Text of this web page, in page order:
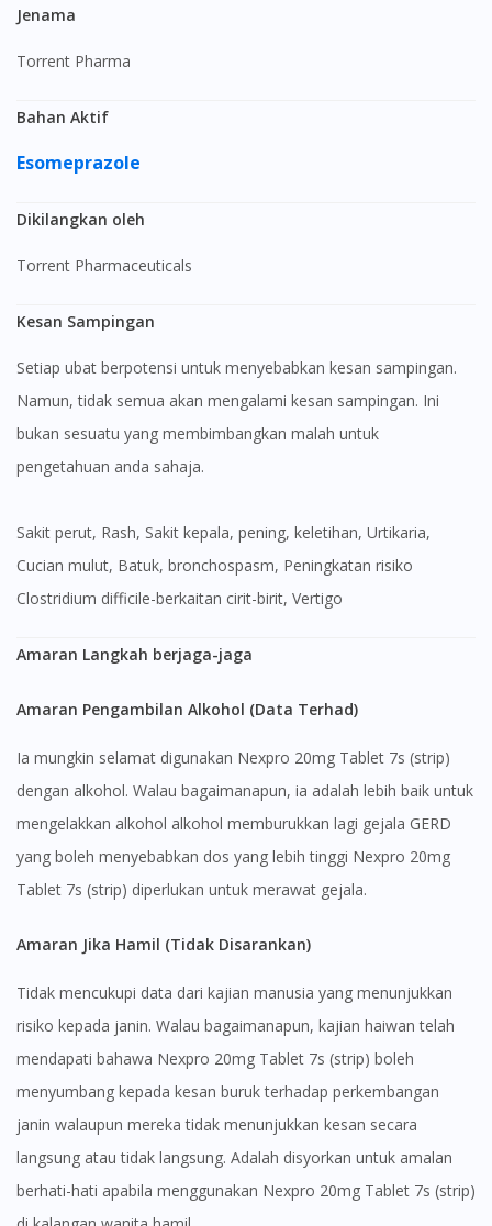
Visit DoctorOnCall Singapore
Jenama
Torrent Pharma
Bahan Aktif
Esomeprazole
Dikilangkan oleh
Torrent Pharmaceuticals
Kesan Sampingan
Setiap ubat berpotensi untuk menyebabkan kesan sampingan.
Namun, tidak semua akan mengalami kesan sampingan. Ini
bukan sesuatu yang membimbangkan malah untuk
pengetahuan anda sahaja.
sakit perut, Rash, Sakit kepala, pening, keletihan, Urtikaria,
Cucian mulut, Batuk, bronchospasm, Peningkatan risiko
Clostridium difficile-berkaitan cirit-birit, Vertigo
Amaran Langkah berjaga-jaga
Amaran Pengambilan Alkohol (Data Terhad)
Ia mungkin selamat digunakan Nexpro 20mg Tablet 7s (strip)
dengan alkohol. Walau bagaimanapun, ia adalah lebih baik untuk
mengelakkan alkohol alkohol memburukkan lagi gejala GERD
yang boleh menyebabkan dos yang lebih tinggi Nexpro 20mg
Tablet 7s (strip) diperlukan untuk merawat gejala.
Amaran Jika Hamil (Tidak Disarankan)
Tidak mencukupi data dari kajian manusia yang menunjukkan
risiko kepada janin. Walau bagaimanapun, kajian haiwan telah
mendapati bahawa Nexpro 20mg Tablet 7s (strip) boleh
menyumbang kepada kesan buruk terhadap perkembangan
janin walaupun mereka tidak menunjukkan kesan secara
langsung atau tidak langsung. Adalah disyorkan untuk amalan
berhati-hati apabila menggunakan Nexpro 20mg Tablet 7s (strip)